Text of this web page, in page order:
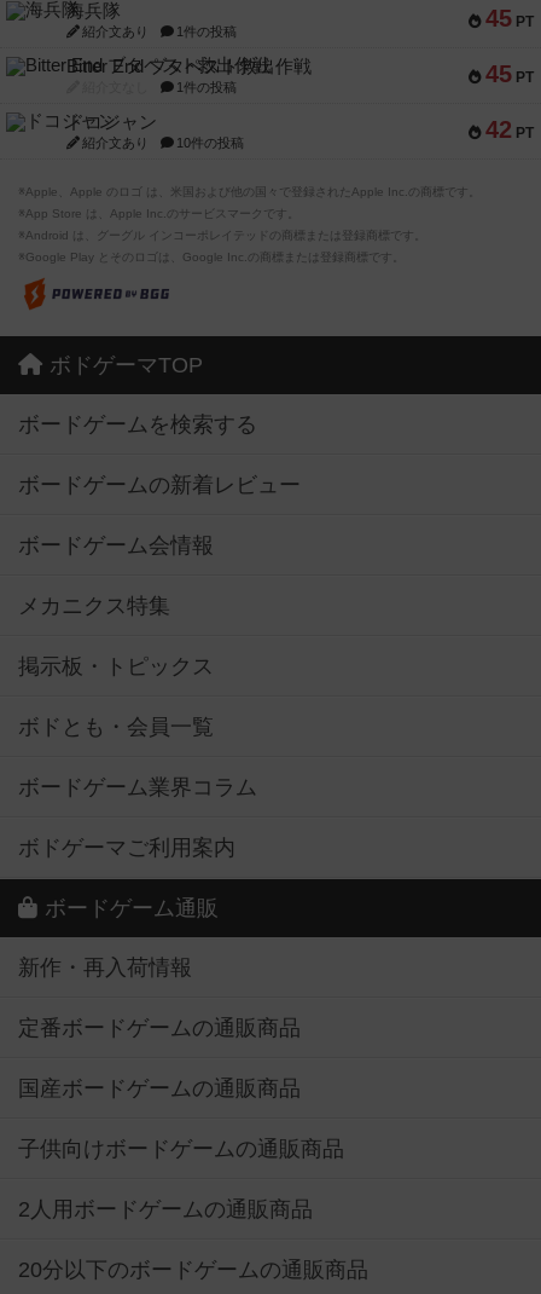
45 PT
海兵隊
紹介文あり 1件の投稿
45 PT
Bitter End ブタペスト救出作戦
1件の投稿
42 PT
ドコジャン
紹介文あり 10件の投稿
※Apple、Apple のロゴ は、米国および他の国々で登録されたApple Inc.の商標です。
※App Store は、Apple Inc.のサービスマークです。
※Android は、グーグル インコーポレイテッドの商標または登録商標です。
※Google Play とそのロゴは、Google Inc.の商標または登録商標です。
ボドゲーマTOP
ボードゲームを検索する
ボードゲームの新着レビュー
ボードゲーム会情報
メカニクス特集
掲示板・トピックス
ボドとも・会員一覧
ボードゲーム業界コラム
ボドゲーマご利用案内
ボードゲーム通販
新作・再入荷情報
定番ボードゲームの通販商品
国産ボードゲームの通販商品
子供向けボードゲームの通販商品
2人用ボードゲームの通販商品
20分以下のボードゲームの通販商品